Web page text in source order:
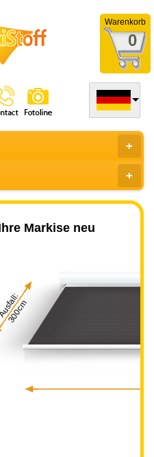
Warenkorb
0
Markise neu
Ausfall:
300cm